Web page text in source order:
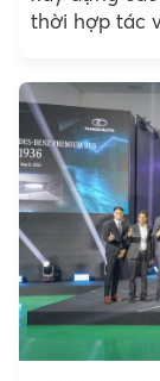
thời hợp tác